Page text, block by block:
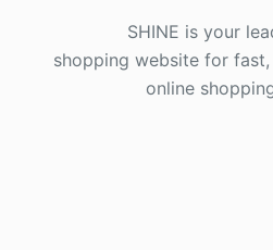
SHINE is your
shopping website for
online